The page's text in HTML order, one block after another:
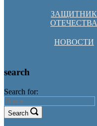
ЗАЩИТНИК
ОТЕЧЕСТВА
НОВОСТИ
search
Search for:
Search